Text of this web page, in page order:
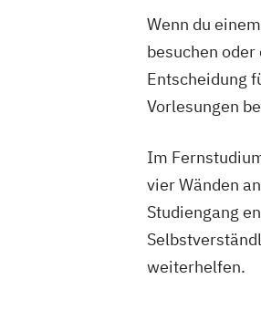
Wenn du
besuchen
Entscheidung
Vorlesungen
Im
vier Wänden
Studiengang
weiterhelfen.